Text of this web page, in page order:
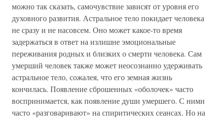
можно так сказать, самочувствие зависят от уровня его
духовного развития. Астральное тело покидает человека
не сразу и не насовсем. Оно может какое-то время
задержаться в ответ на излишне эмоциональные
переживания родных и близких о смерти человека. Сам
умерший человек также может неосознанно удерживать
астральное тело, сожалея, что его земная жизнь
кончилась. Появление сброшенных «оболочек» часто
воспринимается, как появление души умершего. С ними
часто «разговаривают» на спиритических сеансах. Но на